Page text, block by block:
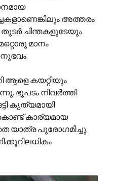
അത്തരം
തുടർ ചിന്തകളുടേയും
മാനം
ആളെ കയറ്റിയും
ഭൂപടം നിവർത്തി
കൃത്യമായി
കാര്യമായ
യാത്ര പുരോഗമിച്ചു.